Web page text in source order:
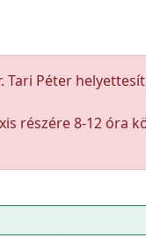
Tari Péter
részére 8-12 óra